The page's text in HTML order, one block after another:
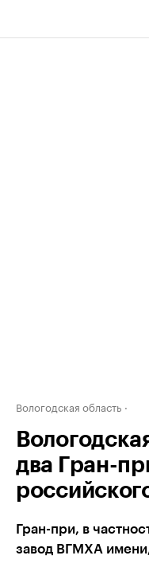
Вологодская область
два Гран-
Гран-при, в
завод ВГМХА